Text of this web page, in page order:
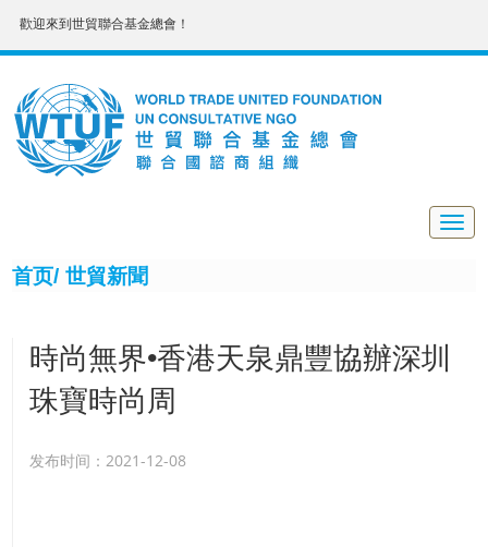
歡迎來到世貿聯合基金總會！
首页/ 世貿新聞
時尚無界•香港天泉鼎豐協辦深圳
珠寶時尚周
发布时间：2021-12-08